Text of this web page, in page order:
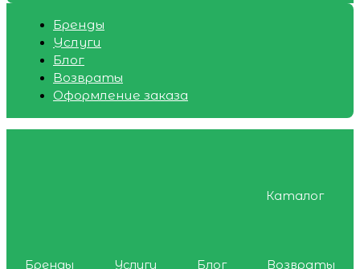
Бренды
Услуги
Блог
Возвраты
Оформление заказа
Каталог
Бренды Услуги Блог
Возвраты